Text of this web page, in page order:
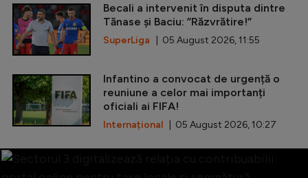
Becali a intervenit în disputa dintre
Tănase și Baciu: ”Răzvrătire!”
SuperLiga | 05 August 2026, 11:55
Infantino a convocat de urgență o
reuniune a celor mai importanți
oficiali ai FIFA!
Internațional | 05 August 2026, 10:27